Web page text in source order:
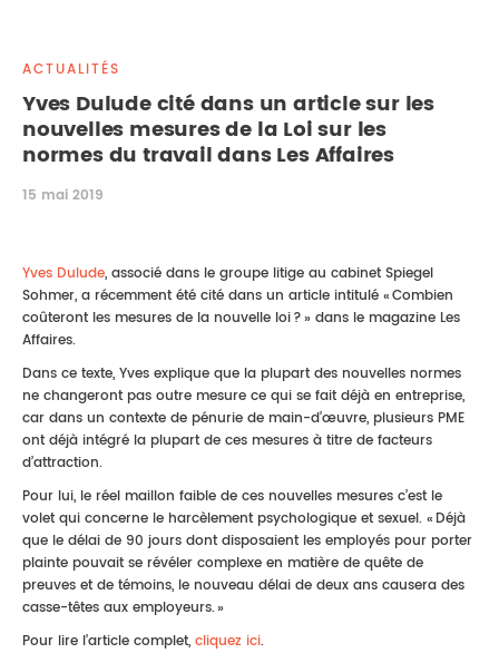
PROPRIÉTÉ INTELLECTUELLE
DROIT DE LA FAMILLE
ACTUALITÉS
Yves Dulude cité dans un article sur les
nouvelles mesures de la Loi sur les
normes du travail dans Les Affaires
15 mai 2019
Yves Dulude, associé dans le groupe litige au cabinet Spiegel
Sohmer, a récemment été cité dans un article intitulé « Combien
coûteront les mesures de la nouvelle loi ? » dans le magazine Les
Affaires.
Dans ce texte, Yves explique que la plupart des nouvelles normes
ne changeront pas outre mesure ce qui se fait déjà en entreprise,
car dans un contexte de pénurie de main-d’œuvre, plusieurs PME
ont déjà intégré la plupart de ces mesures à titre de facteurs
d’attraction.
Pour lui, le réel maillon faible de ces nouvelles mesures c’est le
volet qui concerne le harcèlement psychologique et sexuel. « Déjà
que le délai de 90 jours dont disposaient les employés pour porter
plainte pouvait se révéler complexe en matière de quête de
preuves et de témoins, le nouveau délai de deux ans causera des
casse-têtes aux employeurs. »
Pour lire l’article complet, cliquez ici.